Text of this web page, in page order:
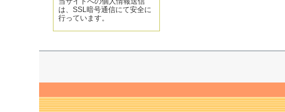
は、SSL暗号通信にて安全に
行っています。